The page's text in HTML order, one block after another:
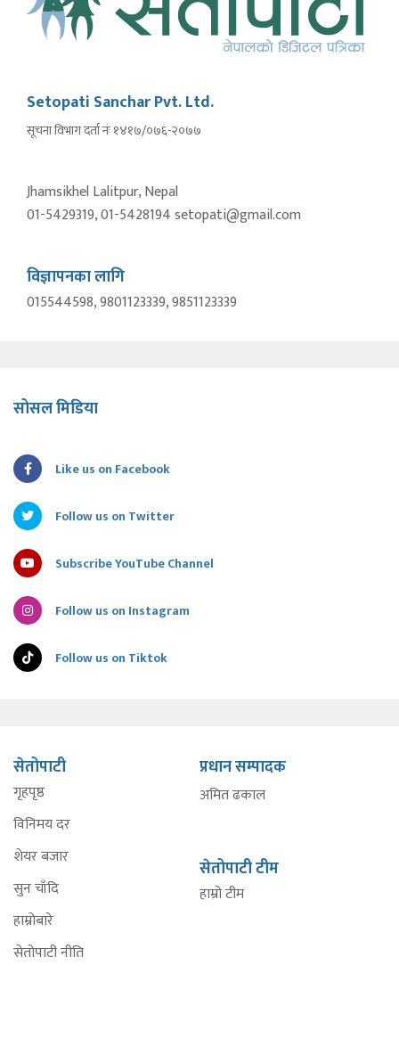
Setopati Sanchar Pvt. Ltd.
सूचना विभाग दर्ता नंः १४१७/०७६-२०७७
Jhamsikhel Lalitpur, Nepal
01-5429319, 01-5428194 setopati@gmail.com
विज्ञापनका लागि
015544598, 9801123339, 9851123339
सोसल मिडिया
Like us on Facebook
Follow us on Twitter
Subscribe YouTube Channel
Follow us on Instagram
Follow us on Tiktok
सेतोपाटी
गृहपृष्ठ
विनिमय दर
शेयर बजार
सुन चाँदि
हाम्रोबारे
सेतोपाटी नीति
प्रधान सम्पादक
अमित ढकाल
सेतोपाटी टीम
हाम्रो टीम